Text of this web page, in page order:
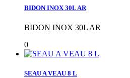
BIDON INOX 30L AR
BIDON INOX 30L AR
0
SEAU A VEAU 8 L